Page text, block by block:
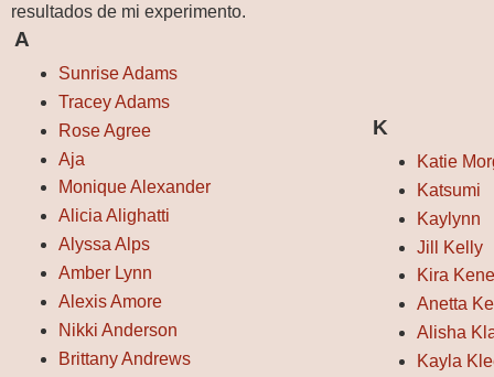
resultados de mi experimento.
A
Sunrise Adams
Tracey Adams
Rose Agree
Aja
Monique Alexander
Alicia Alighatti
Alyssa Alps
Amber Lynn
Alexis Amore
Nikki Anderson
Brittany Andrews
K
Katie
Katsumi
Kaylynn
Jill Kelly
Kira
Anetta
Alisha
Kayla